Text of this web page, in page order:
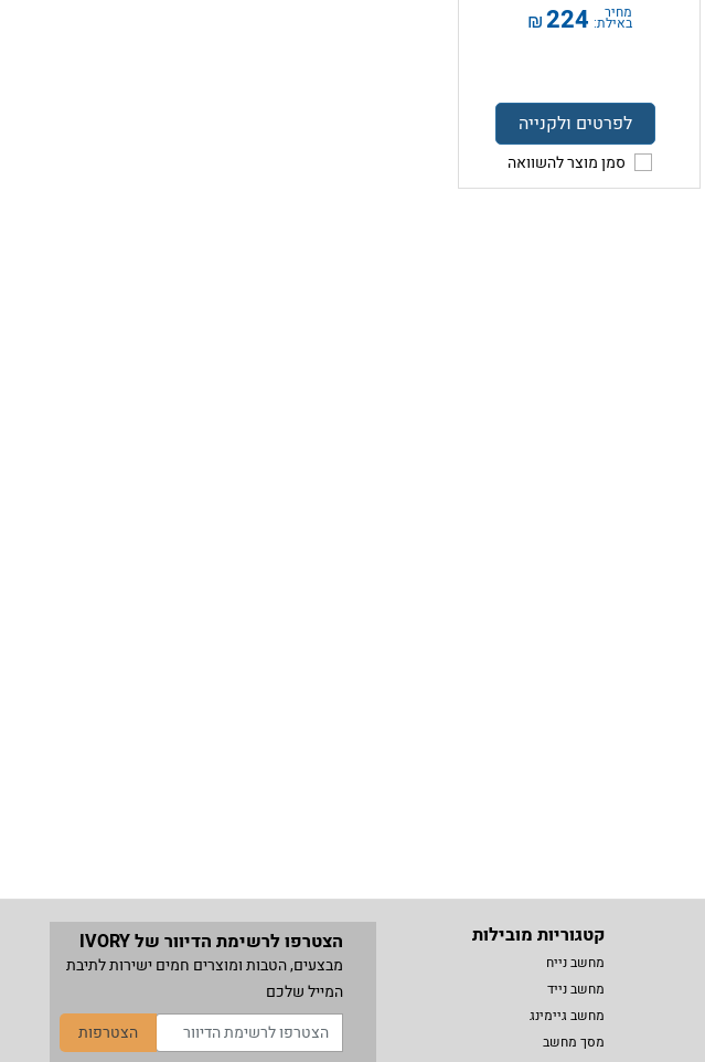
מחיר
באילת: 224
₪
לפרטים ולקנייה
סמן מוצר להשוואה
קטגוריות מובילות
מחשב נייח
מחשב נייד
מחשב גיימינג
מסך מחשב
הצטרפו לרשימת הדיוור של IVORY
מבצעים, הטבות ומוצרים חמים ישירות לתיבת
המייל שלכם
הצטרפות